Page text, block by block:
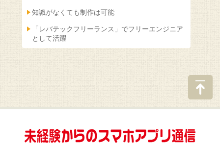
知識がなくても制作は可能
「レバテックフリーランス」でフリーエンジニア
として活躍